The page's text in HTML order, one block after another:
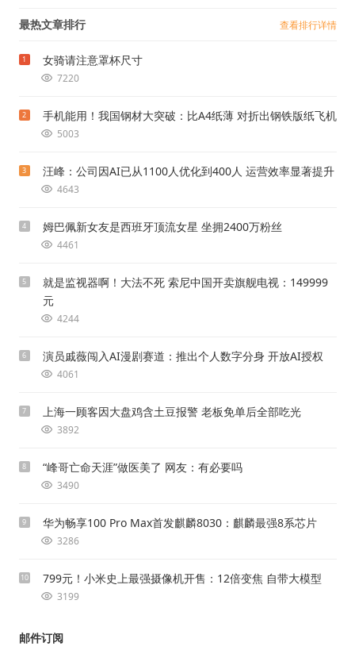
最热文章排行 查看排行详情
1 女骑请注意罩杯尺寸
7220
2 手机能用！我国钢材大突破：比A4纸薄 对折出钢铁版纸飞机
5003
3 汪峰：公司因AI已从1100人优化到400人 运营效率显著提升
4643
4 姆巴佩新女友是西班牙顶流女星 坐拥2400万粉丝
4461
5
就是监视器啊！大法不死 索尼中国开卖旗舰电视：149999
元
4244
6 演员戚薇闯入AI漫剧赛道：推出个人数字分身 开放AI授权
4061
7 上海一顾客因大盘鸡含土豆报警 老板免单后全部吃光
3892
8 “峰哥亡命天涯”做医美了 网友：有必要吗
3490
9 华为畅享100 Pro Max首发麒麟8030：麒麟最强8系芯片
3286
10 799元！小米史上最强摄像机开售：12倍变焦 自带大模型
3199
邮件订阅